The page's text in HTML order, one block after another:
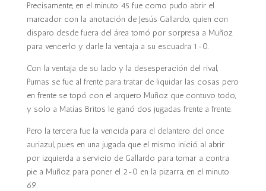
Precisamente, en el minuto 45 fue como pudo abrir el
marcador con la anotación de Jesús Gallardo, quien con
disparo desde fuera del área tomó por sorpresa a Muñoz
para vencerlo y darle la ventaja a su escuadra 1-0.
Con la ventaja de su lado y la desesperación del rival,
Pumas se fue al frente para tratar de liquidar las cosas pero
en frente se topó con el arquero Muñoz que contuvo todo,
y solo a Matías Britos le ganó dos jugadas frente a frente.
Pero la tercera fue la vencida para el delantero del once
auriazul, pues en una jugada que el mismo inició al abrir
por izquierda a servicio de Gallardo para tomar a contra
pie a Muñoz para poner el 2-0 en la pizarra, en el minuto
69.